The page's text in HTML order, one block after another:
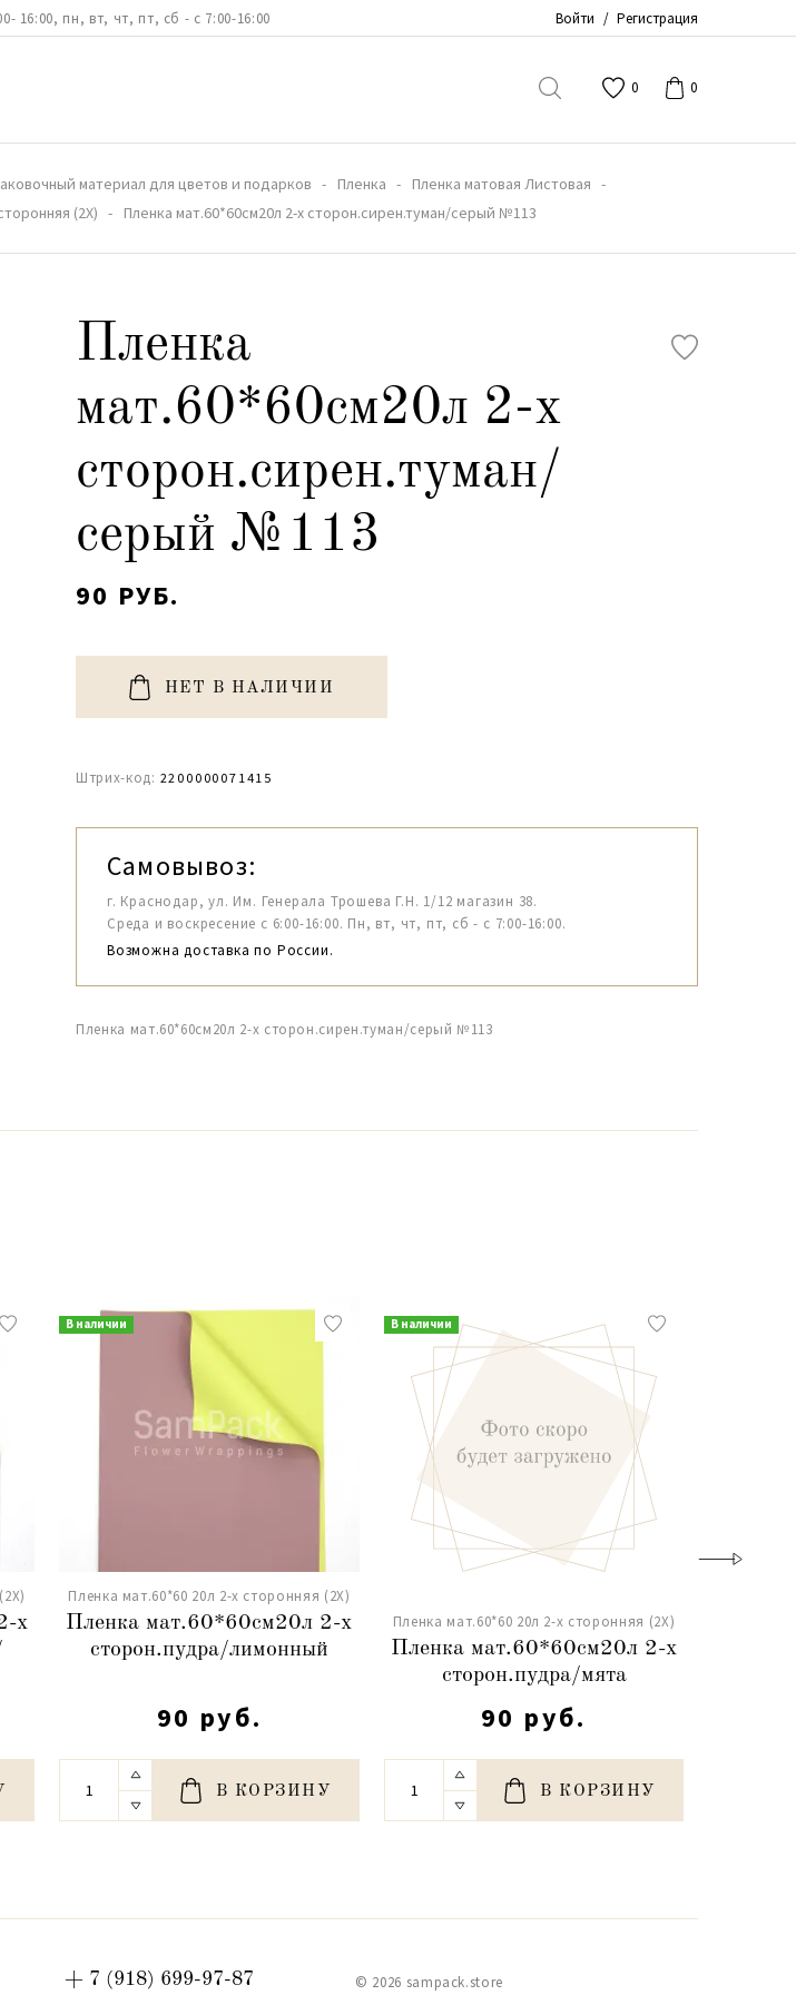
16:00, пн, вт, чт, пт, сб - с 7:00-16:00 Войти / Регистрация
0 0
материал для цветов и подарков Пленка
Пленка матовая Листовая
(2X)
Пленка мат.60*60см20л 2-х сторон.сирен.туман/серый №113
Пленка
мат.60*60см20л 2-х
сторон.сирен.туман/
серый №113
90 РУБ.
НЕТ В НАЛИЧИИ
Штрих-код: 2200000071415
Самовывоз:
г. Краснодар, ул. Им. Генерала Трошева Г.Н. 1/12 магазин 38.
Среда и воскресение с 6:00-16:00. Пн, вт, чт, пт, сб - с 7:00-16:00.
Возможна доставка по России.
Пленка мат.60*60см20л 2-х сторон.сирен.туман/серый №113
х
В наличии
Пленка мат.60*60 20л 2-х сторонняя (2X)
Пленка мат.60*60см20л 2-х
сторон.пудра/лимонный
90 руб.
В КОРЗИНУ
В наличии
Пленка мат.60*60 20л 2-х сторонняя (2X)
Пленка мат.60*60см20л 2-х
сторон.пудра/мята
90 руб.
В КОРЗИНУ
+ 7 (918) 699-97-87 © 2026 sampack.store